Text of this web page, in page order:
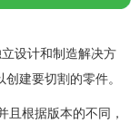
设计和制造解决方
建要切割的零件。
根据版本的不同，